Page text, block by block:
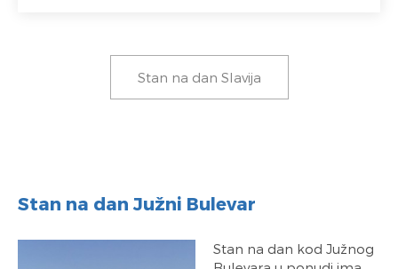
Stan na dan Slavija
Stan na dan Južni Bulevar
Stan na dan kod Južnog